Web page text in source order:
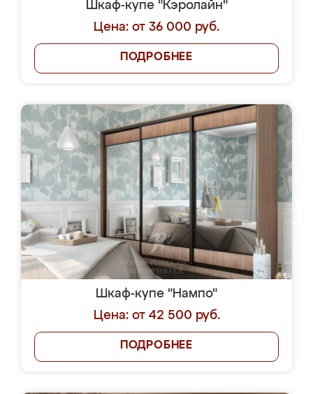
Шкаф-купе "Кэролайн"
Цена: от 36 000 руб.
ПОДРОБНЕЕ
Шкаф-купе "Нампо"
Цена: от 42 500 руб.
ПОДРОБНЕЕ